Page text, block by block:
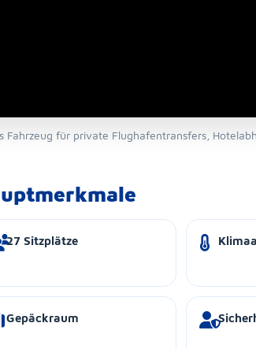
für private Flughafentransfers,
27 Sitzplätze
Gepäckraum